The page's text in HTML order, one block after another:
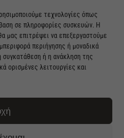
τεχνολογίες όπως
σε πληροφορίες συσκευών. Η
μας επιτρέψει να επεξεργαστούμε
περιήγησης ή μοναδικά
συγκατάθεση ή η ανάκληση της
ορισμένες λειτουργίες και